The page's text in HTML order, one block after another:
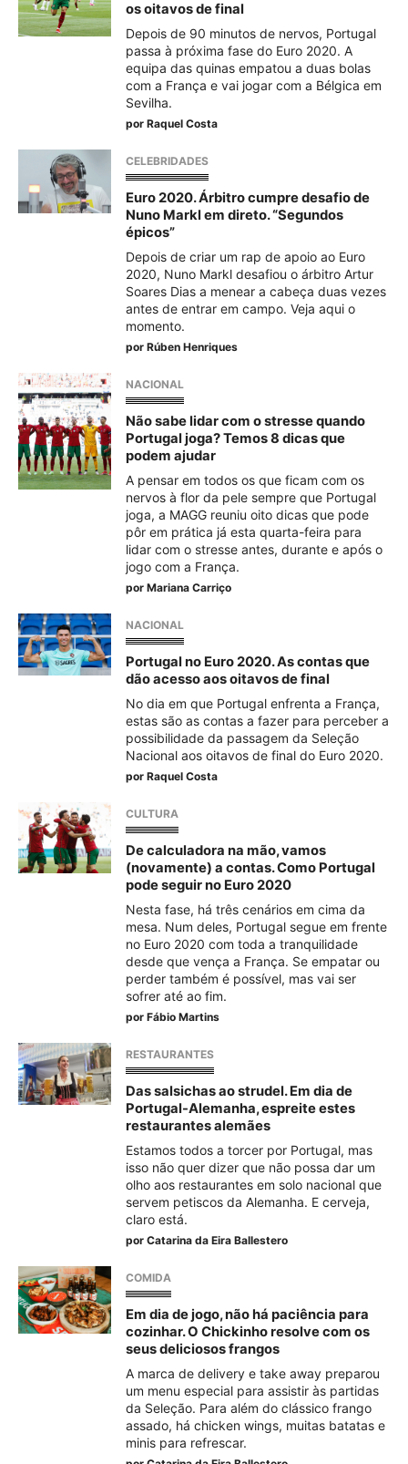
os oitavos de final
Depois de 90 minutos de nervos, Portugal
passa à próxima fase do Euro 2020. A
equipa das quinas empatou a duas bolas
com a França e vai jogar com a Bélgica em
Sevilha.
por Raquel Costa
CELEBRIDADES
Euro 2020. Árbitro cumpre desafio de
Nuno Markl em direto. “Segundos
épicos”
Depois de criar um rap de apoio ao Euro
2020, Nuno Markl desafiou o árbitro Artur
Soares Dias a menear a cabeça duas vezes
antes de entrar em campo. Veja aqui o
momento.
por Rúben Henriques
NACIONAL
Não sabe lidar com o stresse quando
Portugal joga? Temos 8 dicas que
podem ajudar
A pensar em todos os que ficam com os
nervos à flor da pele sempre que Portugal
joga, a MAGG reuniu oito dicas que pode
pôr em prática já esta quarta-feira para
lidar com o stresse antes, durante e após o
jogo com a França.
por Mariana Carriço
NACIONAL
Portugal no Euro 2020. As contas que
dão acesso aos oitavos de final
No dia em que Portugal enfrenta a França,
estas são as contas a fazer para perceber a
possibilidade da passagem da Seleção
Nacional aos oitavos de final do Euro 2020.
por Raquel Costa
CULTURA
De calculadora na mão, vamos
(novamente) a contas. Como Portugal
pode seguir no Euro 2020
Nesta fase, há três cenários em cima da
mesa. Num deles, Portugal segue em frente
no Euro 2020 com toda a tranquilidade
desde que vença a França. Se empatar ou
perder também é possível, mas vai ser
sofrer até ao fim.
por Fábio Martins
RESTAURANTES
Das salsichas ao strudel. Em dia de
Portugal-Alemanha, espreite estes
restaurantes alemães
Estamos todos a torcer por Portugal, mas
isso não quer dizer que não possa dar um
olho aos restaurantes em solo nacional que
servem petiscos da Alemanha. E cerveja,
claro está.
por Catarina da Eira Ballestero
COMIDA
Em dia de jogo, não há paciência para
cozinhar. O Chickinho resolve com os
seus deliciosos frangos
A marca de delivery e take away preparou
um menu especial para assistir às partidas
da Seleção. Para além do clássico frango
assado, há chicken wings, muitas batatas e
minis para refrescar.